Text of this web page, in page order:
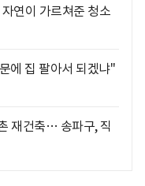
연이 가르쳐준 청소
에 집 팔아서 되겠냐"
재건축… 송파구, 직